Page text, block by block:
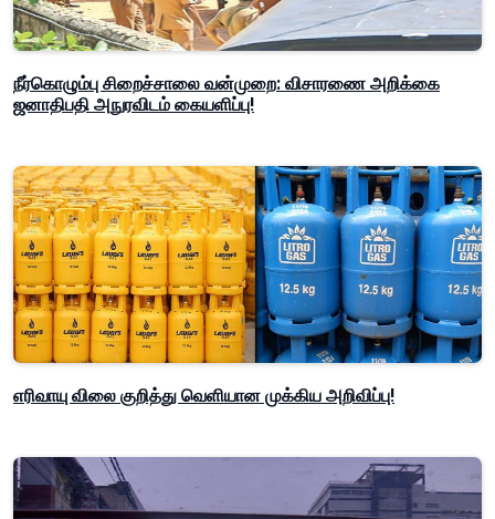
நீர்கொழும்பு சிறைச்சாலை வன்முறை: விசாரணை அறிக்கை
ஜனாதிபதி அநுரவிடம் கையளிப்பு!
எரிவாயு விலை குறித்து வெளியான முக்கிய அறிவிப்பு!